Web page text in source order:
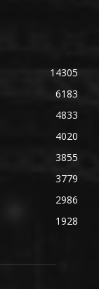
14305
6183
4833
4020
3855
3779
2986
1928